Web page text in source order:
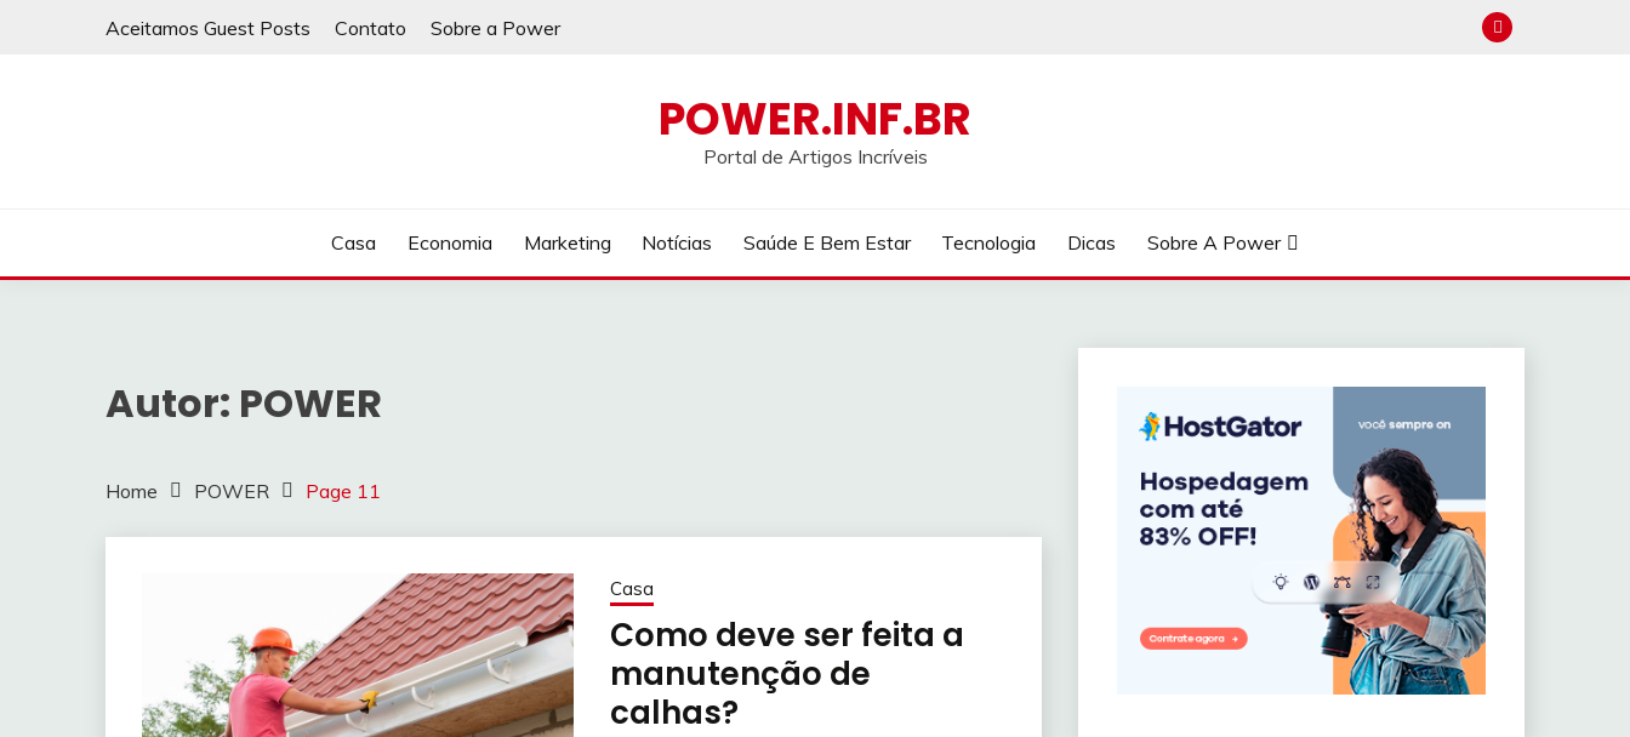
Aceitamos Guest Posts Contato Sobre a Power
POWER.INF.BR
Portal de Artigos Incríveis
Casa Economia Marketing Notícias Saúde E Bem Estar Tecnologia Dicas Sobre A Power
Autor: POWER
Home POWER Page 11
Casa
Como deve ser feita a
manutenção de
calhas?